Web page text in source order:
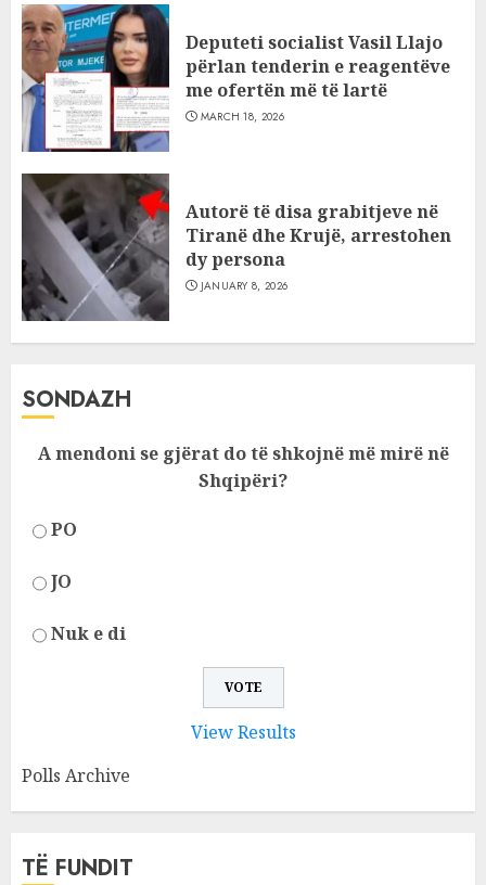
Deputeti socialist Vasil Llajo
përlan tenderin e reagentëve
me ofertën më të lartë
MARCH 18, 2026
Autorë të disa grabitjeve në
Tiranë dhe Krujë, arrestohen
dy persona
JANUARY 8, 2026
SONDAZH
A mendoni se gjërat do të shkojnë më mirë në
Shqipëri?
PO
JO
Nuk e di
View Results
Polls Archive
TË FUNDIT